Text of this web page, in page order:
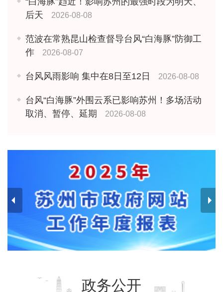
后天
2026-08-08
范波在常熟昆山检查督导台风“白海豚”防御工
作
2026-08-07
台风风雨影响 集中在8日至12日 2026-08-08
台风“白海豚”外围云系已影响苏州！多场活动
取消、暂停、延期
2026-08-08
政务公开